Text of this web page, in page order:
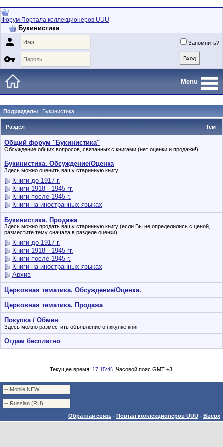
Форум Портала коллекционеров UUU
Букинистика
 Запомнить?

Menu
Подразделы : Букинистика
Раздел Тем
Общий форум "Букинистика"
Обсуждение общих вопросов, связанных с книгами (нет оценки и продажи!)
Букинистика. Обсуждение/Оценка
Здесь можно оценить вашу старинную книгу
Книги до 1917 г.
Книги 1918 - 1945 гг.
Книги после 1945 г.
Книги на иностранных языках
Букинистика. Продажа
Здесь можно продать вашу старинную книгу (если Вы не определились с ценой,
разместите тему сначала в разделе оценки)
Книги до 1917 г.
Книги 1918 - 1945 гг.
Книги после 1945 г.
Книги на иностранных языках
Архив
Церковная тематика. Обсуждение/Оценка.
Церковная тематика. Продажа
Покупка / Обмен
Здесь можно разместить объявление о покупке книг
Отдам бесплатно
Текущее время: 17:15:46. Часовой пояс GMT +3.
Обратная связь - Портал коллекционеров UUU - Вверх